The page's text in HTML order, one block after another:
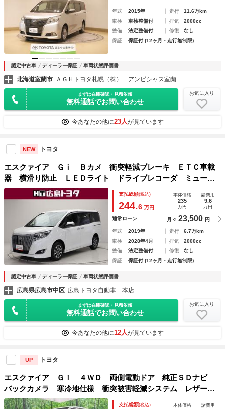
年式 2015年 走行
11.6万km
車検
車検整備付 排気
2000cc
整備
法定整備付 修復
なし
保証
保証付 (12ヶ月・走行無制限)
認定中古車 ディーラー保証 車両状態評価書
北海道室蘭市 ＡＧＨトヨタ札幌（株） アンビシャス室蘭
まずは在庫確認・見積依頼
無料通話でお問い合わせ
お気に入り
今あなたの他に23人が見ています
NEW トヨタ
エスクァイア Ｇｉ Ｂカメ 衝突軽減ブレーキ ＥＴＣ車載
器 横滑り防止 ＬＥＤライト ドライブレコーダ ミュージ
ックプレイヤー接続可 １オーナー アルミ エアバッグ 助
手席エアバッグ スマートキー＆プッシュスタート
支払総額(税込)
244.6 万円
本体価格
235
万円
諸費用
9.6
万円
通常ローン 月々 23,500 円
年式 2019年 走行
6.7万km
車検
2028年4月 排気
2000cc
整備
法定整備付 修復
なし
保証
保証付 (12ヶ月・走行無制限)
認定中古車 ディーラー保証 車両状態評価書
広島県広島市中区 広島トヨタ自動車 本店
まずは在庫確認・見積依頼
無料通話でお問い合わせ
お気に入り
今あなたの他に12人が見ています
UP トヨタ
エスクァイア Ｇｉ ４ＷＤ 両側電動ドア 純正ＳＤナビ
バックカメラ 寒冷地仕様 衝突被害軽減システム レザー調
シート ドラレコ コーナーセンサー スマートキー ＬＥＤ
支払総額(税込) 本体価格 諸費用